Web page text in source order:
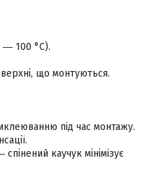
― 100 °С).
що монтуються.
під час монтажу.
каучук мінімізує